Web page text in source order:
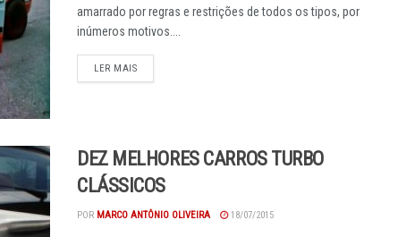
amarrado por regras e restrições de todos os tipos, por
inúmeros motivos....
LER MAISDETAILS
DEZ MELHORES CARROS TURBO
CLÁSSICOS
POR MARCO ANTÔNIO OLIVEIRA 18/07/2015